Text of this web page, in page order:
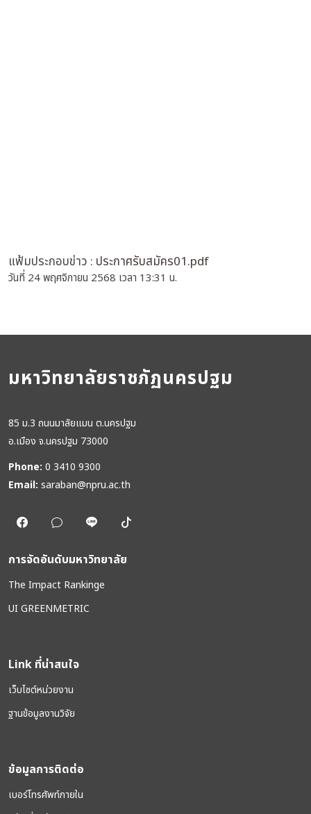
แฟ้มประกอบข่าว : ประกาศรับสมัคร01.pdf
วันที่ 24 พฤศจิกายน 2568 เวลา 13:31 น.
มหาวิทยาลัยราชภัฏนครปฐม
85 ม.3 ถนนมาลัยแมน ต.นครปฐม
อ.เมือง จ.นครปฐม 73000
Phone: 0 3410 9300
Email: saraban@npru.ac.th
การจัดอันดับมหาวิทยาลัย
The Impact Rankinge
UI GREENMETRIC
Link ที่น่าสนใจ
เว็บไซต์หน่วยงาน
ฐานข้อมูลงานวิจัย
ข้อมูลการติดต่อ
เบอร์โทรศัพท์ภายใน